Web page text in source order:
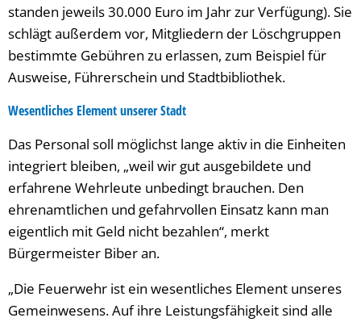
standen jeweils 30.000 Euro im Jahr zur Verfügung). Sie
schlägt außerdem vor, Mitgliedern der Löschgruppen
bestimmte Gebühren zu erlassen, zum Beispiel für
Ausweise, Führerschein und Stadtbibliothek.
Wesentliches Element unserer Stadt
Das Personal soll möglichst lange aktiv in die Einheiten
integriert bleiben, „weil wir gut ausgebildete und
erfahrene Wehrleute unbedingt brauchen. Den
ehrenamtlichen und gefahrvollen Einsatz kann man
eigentlich mit Geld nicht bezahlen“, merkt
Bürgermeister Biber an.
„Die Feuerwehr ist ein wesentliches Element unseres
Gemeinwesens. Auf ihre Leistungsfähigkeit sind alle